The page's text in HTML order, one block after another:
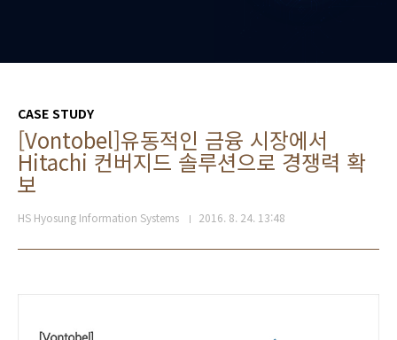
CASE STUDY
[Vontobel]유동적인 금융 시장에서
Hitachi 컨버지드 솔루션으로 경쟁력 확
보
HS Hyosung Information Systems 2016. 8. 24. 13:48